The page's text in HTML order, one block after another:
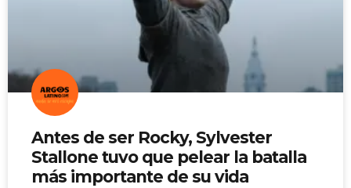
Antes de ser Rocky, Sylvester
Stallone tuvo que pelear la batalla
más importante de su vida